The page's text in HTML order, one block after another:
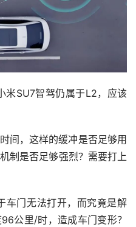
米SU7智驾仍属于L2，应该
间，这样的缓冲是否足够用
制是否足够强烈？需要打上
车门无法打开，而究竟是解
公里/时，造成车门变形？